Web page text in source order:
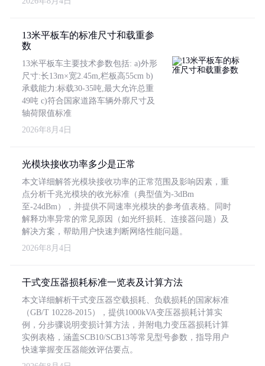
13米平板车的标准尺寸和载重参
数
13米平板车主要技术参数包括: a)外形
尺寸:长13m×宽2.45m,栏板高55cm b)
承载能力:标载30-35吨,最大允许总重
49吨 c)符合国家道路车辆外廓尺寸及
轴荷限值标准
2026年8月4日
光模块接收功率多少是正常
本文详细解答光模块接收功率的正常范围及影响因素，重
点分析千兆光模块的收光标准（典型值为-3dBm
至-24dBm），并提供不同速率光模块的参考值表格。同时
解释功率异常的常见原因（如光纤损耗、连接器问题）及
解决方案，帮助用户快速判断网络性能问题。
2026年8月4日
干式变压器损耗标准一览表及计算方法
本文详细解析干式变压器空载损耗、负载损耗的国家标准
（GB/T 10228-2015），提供1000kVA变压器损耗计算实
例，分步骤说明变损计算方法，并附电力变压器损耗计算
实例表格，涵盖SCB10/SCB13等常见型号参数，指导用户
快速掌握变压器能效评估要点。